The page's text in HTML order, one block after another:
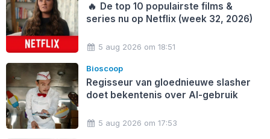
🔥 De top 10 populairste films &
series nu op Netflix (week 32, 2026)
5 aug 2026 om 18:51
Bioscoop
Regisseur van gloednieuwe slasher
doet bekentenis over AI-gebruik
5 aug 2026 om 17:53